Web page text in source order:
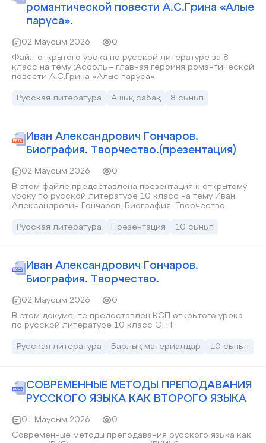
романтической повести А.С.Грина «Алые
паруса».
02 Маусым 2026
0
Файл открытого урока по русской литературе за 8
класс на тему :Ассоль – главная героиня романтической
повести А.С.Грина «Алые паруса».
Русская литература Ашық сабақ 8 сынып
Иван Александрович Гончаров.
Биография. Творчество.(презентация)
02 Маусым 2026
0
В этом файле предоставлена презентация к открытому
уроку по русской литературе 10 класс на тему Иван
Александрович Гончаров. Биография. Творчество.
Русская литература Презентация 10 сынып
Иван Александрович Гончаров.
Биография. Творчество.
02 Маусым 2026
0
В этом документе предоставлен КСП открытого урока
по русской литературе 10 класс ОГН
Русская литература Барлық материалдар 10 сынып
СОВРЕМЕННЫЕ МЕТОДЫ ПРЕПОДАВАНИЯ
РУССКОГО ЯЗЫКА КАК ВТОРОГО ЯЗЫКА
01 Маусым 2026
0
Современные методы преподавания русского языка как